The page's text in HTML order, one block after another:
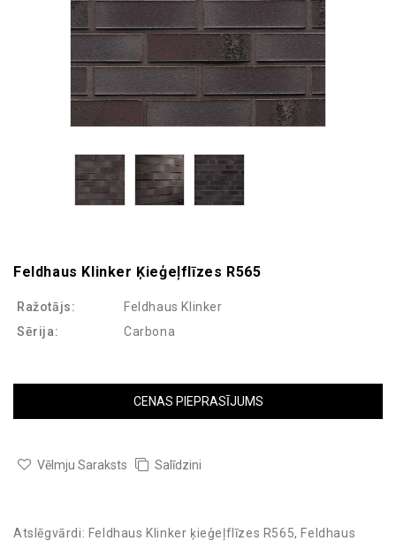
Feldhaus Klinker Ķieģeļflīzes R565
Ražotājs:
Feldhaus Klinker
Sērija:
Carbona
CENAS PIEPRASĪJUMS
Vēlmju Saraksts Salīdzini
Atslēgvārdi: Feldhaus Klinker ķieģeļflīzes R565, Feldhaus